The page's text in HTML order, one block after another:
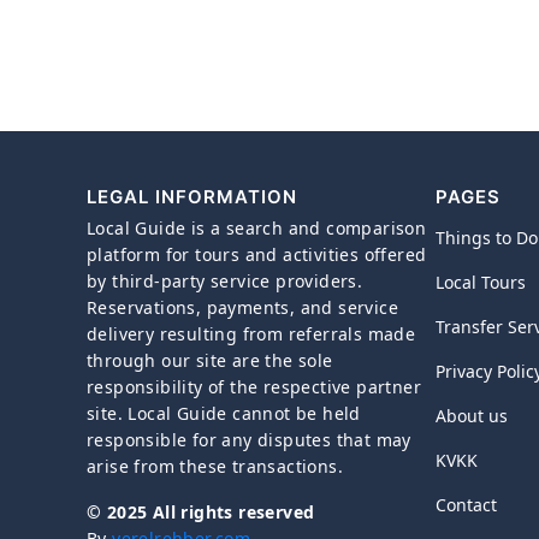
LEGAL INFORMATION
Local Guide is a search and comparison
platform for tours and activities offered
by third-party service providers.
Reservations, payments, and service
delivery resulting from referrals made
through our site are the sole
responsibility of the respective partner
site. Local Guide cannot be held
responsible for any disputes that may
arise from these transactions.
© 2025 All rights reserved
PAGES
Things to Do
Local Tours
Transfer
Privacy
About us
KVKK
Contact